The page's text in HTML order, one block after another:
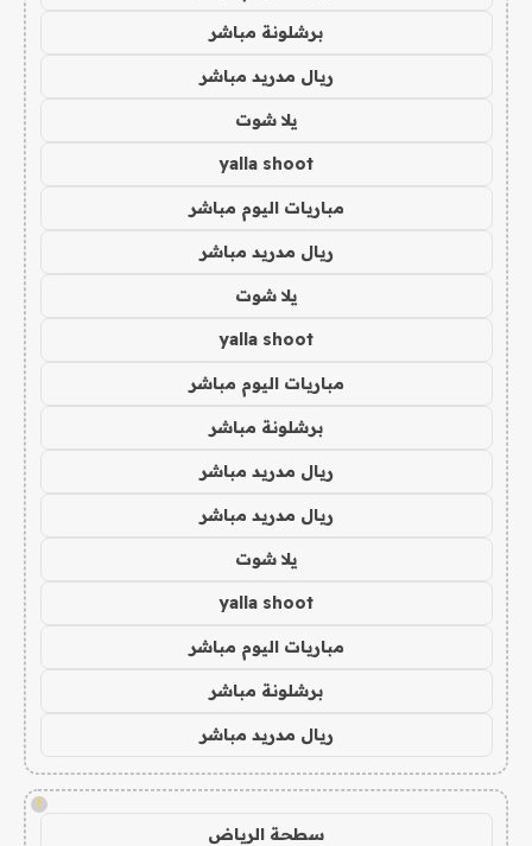
برشلونة مباشر
ريال مدريد مباشر
يلا شوت
yalla shoot
مباريات اليوم مباشر
ريال مدريد مباشر
يلا شوت
yalla shoot
مباريات اليوم مباشر
برشلونة مباشر
ريال مدريد مباشر
ريال مدريد مباشر
يلا شوت
yalla shoot
مباريات اليوم مباشر
برشلونة مباشر
ريال مدريد مباشر
!
سطحة الرياض